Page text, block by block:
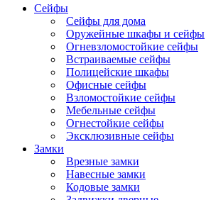
Сейфы
Сейфы для дома
Оружейные шкафы и сейфы
Огневзломостойкие сейфы
Встраиваемые сейфы
Полицейские шкафы
Офисные сейфы
Взломостойкие сейфы
Мебельные сейфы
Огнестойкие сейфы
Эксклюзивные сейфы
Замки
Врезные замки
Навесные замки
Кодовые замки